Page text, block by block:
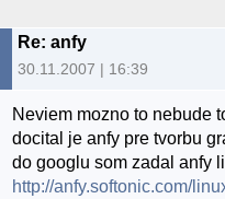
Re: anfy
30.11.2007 | 16:39
Neviem mozno to nebude
docital je anfy pre tvorbu
do googlu som zadal anfy
http://anfy.softonic.com/